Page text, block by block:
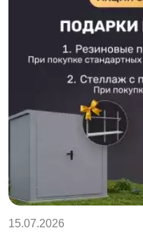
15.07.2026